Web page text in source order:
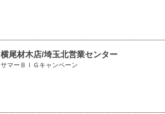
横尾材木店/埼玉北営業センター
サマーＢＩＧキャンペーン